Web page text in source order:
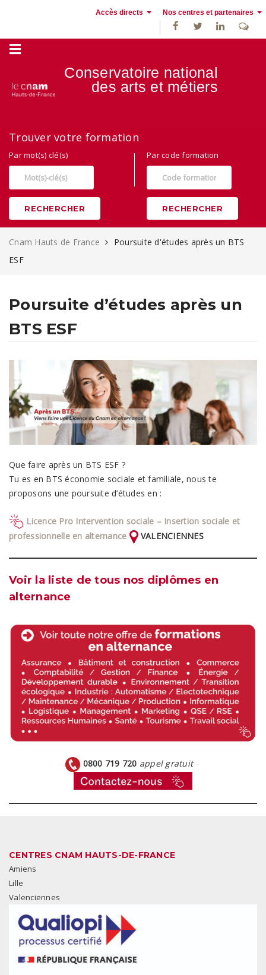
Accès directs Nos centres et partenaires
France
Conservatoire national
des arts et métiers
Trouver votre formation
Par mot(s) clé(s)
RECHERCHER
Par code formation
RECHERCHER
Cnam Hauts de France
Poursuite d'études après un BTS
ESF
Poursuite d’études après un
BTS ESF
Que faire après un BTS ESF ?
Tu es en BTS économie sociale et familiale, nous te
proposons une poursuite d’études en :
Licence Pro Intervention sociale – Insertion sociale et
professionnelle en alternance
VALENCIENNES
Voir la liste de tous nos diplômes en
alternance
0800 719 720 appel gratuit
CENTRES CNAM HAUTS-DE-FRANCE
Amiens
Lille
Valenciennes